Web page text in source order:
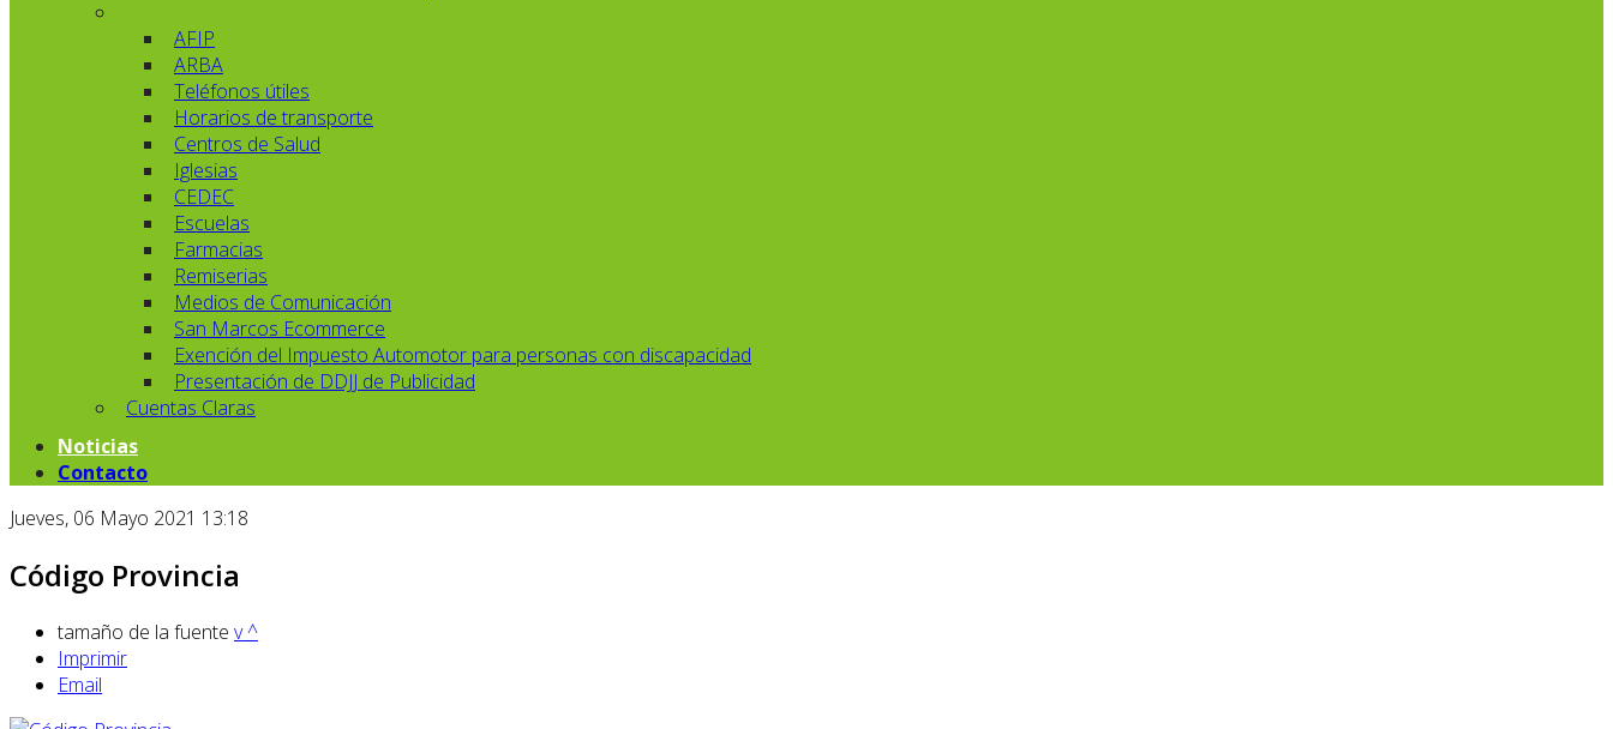
AFIP
ARBA
Teléfonos útiles
Horarios de transporte
Centros de Salud
Iglesias
CEDEC
Escuelas
Farmacias
Remiserias
Medios de Comunicación
San Marcos Ecommerce
Exención del Impuesto Automotor para personas con discapacidad
Presentación de DDJJ de Publicidad
Cuentas Claras
Noticias
Contacto
Jueves, 06 Mayo 2021 13:18
Código Provincia
tamaño de la fuente v^
Imprimir
Email